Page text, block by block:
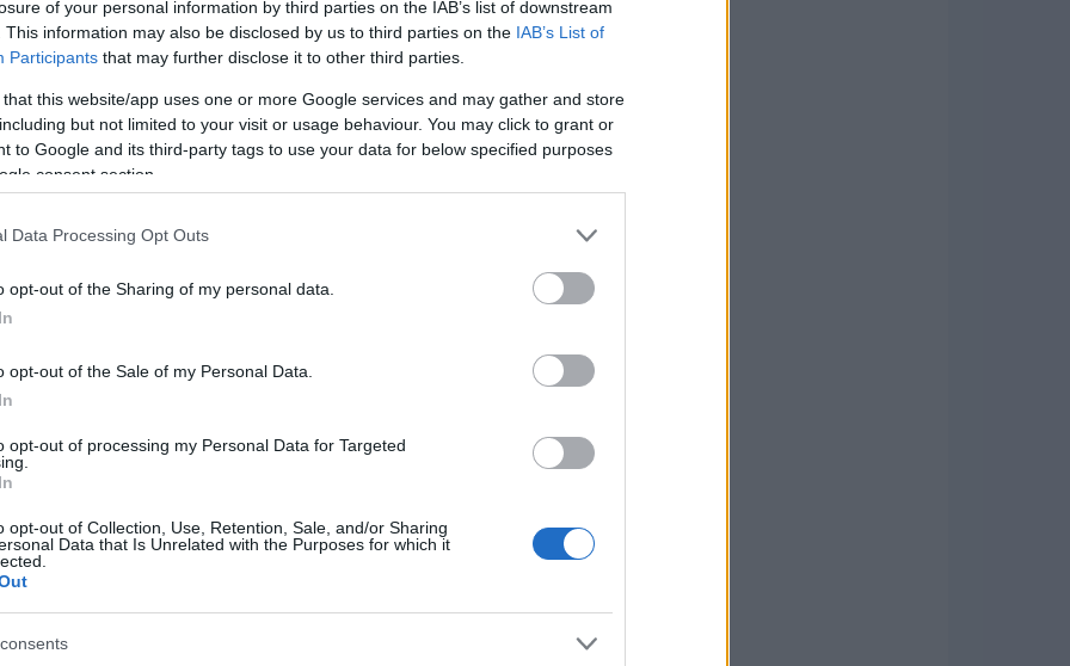
of your personal information by third parties on the IAB’s list of downstream
This information may also be disclosed by us to third parties on the IAB’s List of
Participants that may further disclose it to other third parties.
that this website/app uses one or more Google services and may gather and store
but not limited to your visit or usage behaviour. You may click to grant or
to Google and its third-party tags to use your data for below specified purposes
consent section.
Data Processing Opt Outs
opt-out of the Sharing of my personal data.
opt-out of the Sale of my Personal Data.
opt-out of processing my Personal Data for Targeted
opt-out of Collection, Use, Retention, Sale, and/or Sharing
Data that Is Unrelated with the Purposes for which it
sostenibilità operativa e
e gestionali adottate nelle prossime
pubblici e delle PMI di mantenere valore
integrato
valore oltre la fase di avvio finanziata, è
singoli
organici. Occorre progettare
tra loro tramite
modulari. Questi elementi riducono il
di scala
che evitino la sovrapposizione di
operativa.